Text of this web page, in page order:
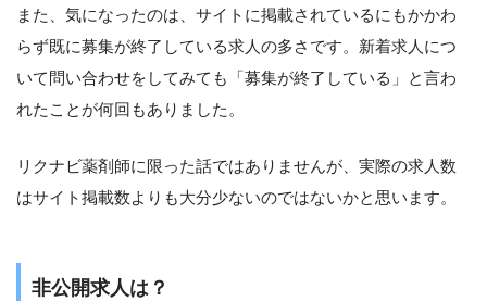
また、気になったのは、サイトに掲載されているにもかかわ
らず既に募集が終了している求人の多さです。新着求人につ
いて問い合わせをしてみても「募集が終了している」と言わ
れたことが何回もありました。
リクナビ薬剤師に限った話ではありませんが、実際の求人数
はサイト掲載数よりも大分少ないのではないかと思います。
非公開求人は？